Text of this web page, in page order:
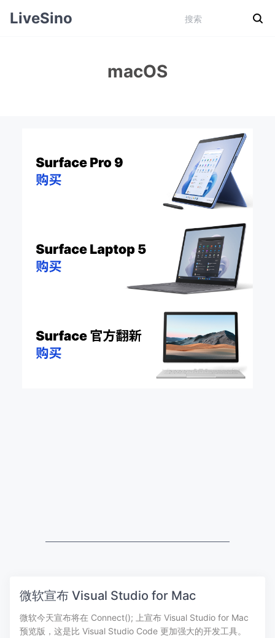
LiveSino
macOS
微软宣布 Visual Studio for Mac
微软今天宣布将在 Connect(); 上宣布 Visual Studio for Mac
预览版，这是比 Visual Studio Code 更加强大的开发工具。